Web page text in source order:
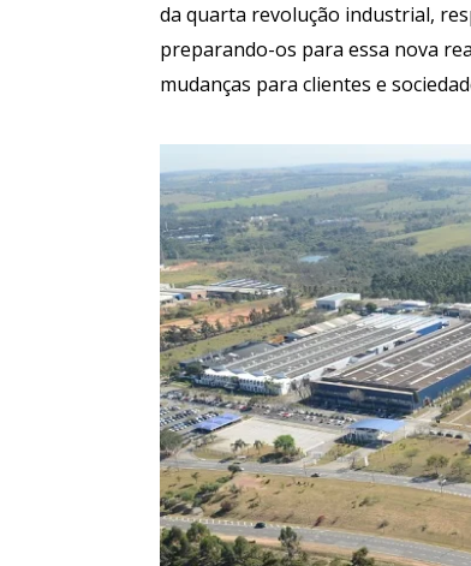
da quarta revolução industrial,
preparando-os para essa nova
mudanças para clientes e